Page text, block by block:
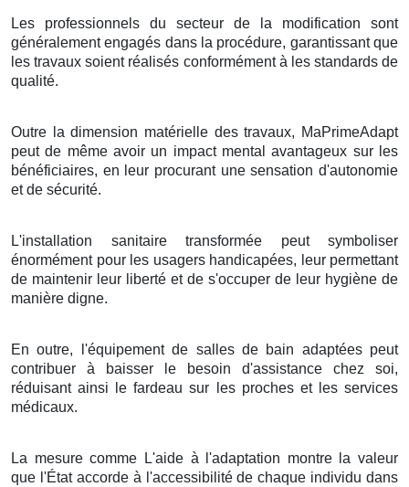
Les professionnels du secteur de la modification sont
généralement engagés dans la procédure, garantissant que
les travaux soient réalisés conformément à les standards de
qualité.
Outre la dimension matérielle des travaux, MaPrimeAdapt
peut de même avoir un impact mental avantageux sur les
bénéficiaires, en leur procurant une sensation d'autonomie
et de sécurité.
L'installation sanitaire transformée peut symboliser
énormément pour les usagers handicapées, leur permettant
de maintenir leur liberté et de s'occuper de leur hygiène de
manière digne.
En outre, l'équipement de salles de bain adaptées peut
contribuer à baisser le besoin d'assistance chez soi,
réduisant ainsi le fardeau sur les proches et les services
médicaux.
La mesure comme L'aide à l'adaptation montre la valeur
que l'État accorde à l'accessibilité de chaque individu dans